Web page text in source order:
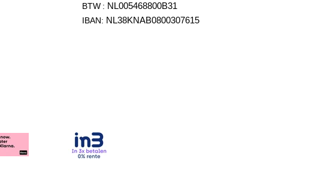
BTW : NL005468800B31
IBAN: NL38KNAB0800307615